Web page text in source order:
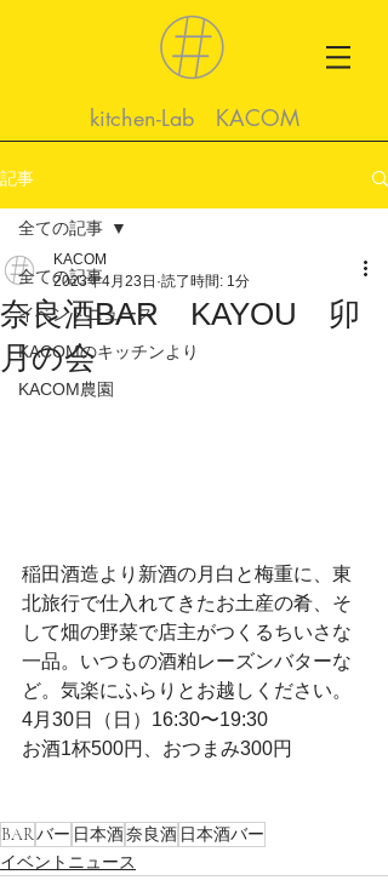
kitchen-Lab KACOM
記事
全ての記事
イベントニュース
KACOMのキッチンより
KACOM農園
全ての記事
奈良酒BAR KAYOU 卯
月の会
KACOM
2023年4月23日 読了時間: 1分
稲田酒造より新酒の月白と梅重に、東
北旅行で仕入れてきたお土産の肴、そ
して畑の野菜で店主がつくるちいさな
一品。いつもの酒粕レーズンバターな
ど。気楽にふらりとお越しください。
4月30日（日）16:30〜19:30
お酒1杯500円、おつまみ300円
BARバー 日本酒奈良酒 日本酒バー
イベントニュース